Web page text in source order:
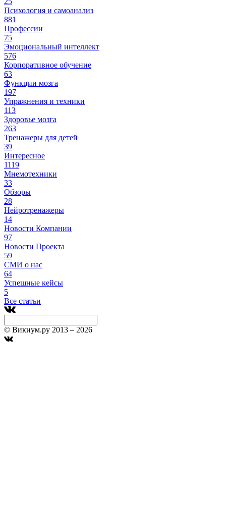
Психология и самоанализ
881
Профессии
75
Эмоциональный интеллект
576
Корпоративное обучение
63
Функции мозга
197
Упражнения и техники
113
Здоровье мозга
263
Тренажеры для детей
39
Интересное
1119
Мнемотехники
33
Обзоры
28
Нейротренажеры
14
Новости Компании
97
Новости Проекта
59
СМИ о нас
64
Успешные кейсы
5
Все статьи
© Викиум.ру 2013 – 2026